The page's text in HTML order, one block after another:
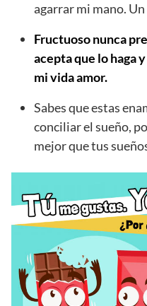
agarrar mi mano.
Fructuoso nunca
acepta que lo haga
mi vida amor.
Sabes que estas
conciliar el sueño,
mejor que tus